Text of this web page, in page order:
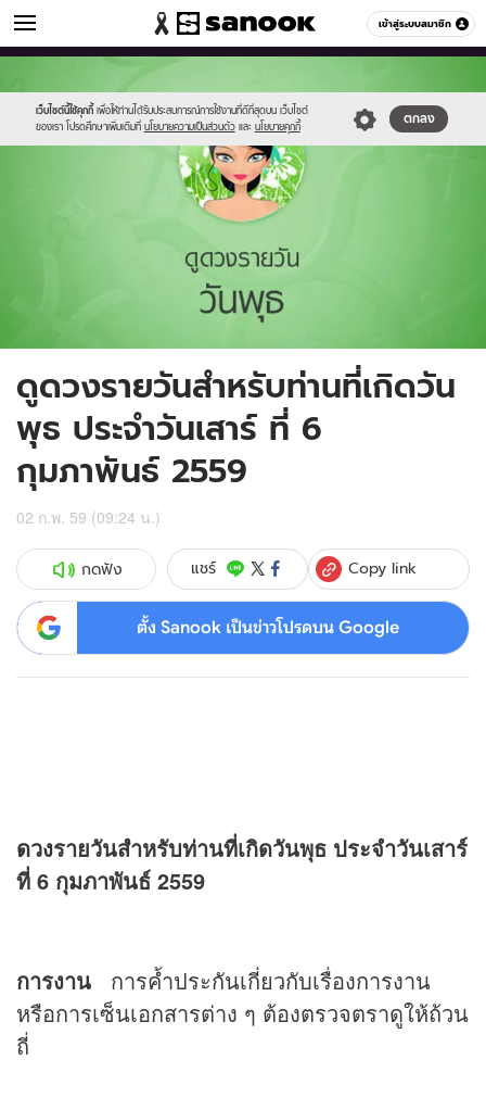
เข้าสู่ระบบสมาชิก
ดูดวง หมวดอื่นๆ
เว็บไซต์นี้ใช้คุกกี้ เพื่อให้ท่านได้รับประสบการณ์การใช้งานที่ดีที่สุดบน เว็บไซต์
ของเรา โปรดศึกษาเพิ่มเติมที่ นโยบายความเป็นส่วนตัว และ นโยบายคุกกี้
ตกลง
//s.isanook.com/sr/0/images/logo-
new-
sanook.png
//s.isanook.com/ho/0/ud/fxd/day/4_wed.jpg
ดูดวงรายวันสำหรับท่านที่เกิดวัน
พุธ ประจำวันเสาร์ ที่ 6
กุมภาพันธ์ 2559
02 ก.พ. 59 (09:24 น.)
กดฟัง แชร์ Copy link
ตั้ง Sanook เป็นข่าวโปรดบน Google
ดวงรายวันสำหรับท่านที่เกิดวันพุธ ประจำวันเสาร์
ที่ 6 กุมภาพันธ์ 2559
การงาน การค้ำประกันเกี่ยวกับเรื่องการงาน
หรือการเซ็นเอกสารต่าง ๆ ต้องตรวจตราดูให้ถ้วน
ถี่